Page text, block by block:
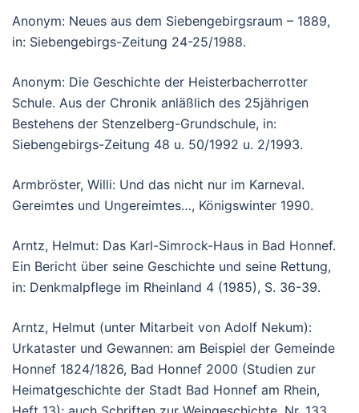
Anonym: Neues aus dem Siebengebirgsraum – 1889,
in: Siebengebirgs-Zeitung 24-25/1988.
Anonym: Die Geschichte der Heisterbacherrotter
Schule. Aus der Chronik anläßlich des 25jährigen
Bestehens der Stenzelberg-Grundschule, in:
Siebengebirgs-Zeitung 48 u. 50/1992 u. 2/1993.
Armbröster, Willi: Und das nicht nur im Karneval.
Gereimtes und Ungereimtes…, Königswinter 1990.
Arntz, Helmut: Das Karl-Simrock-Haus in Bad Honnef.
Ein Bericht über seine Geschichte und seine Rettung,
in: Denkmalpflege im Rheinland 4 (1985), S. 36-39.
Arntz, Helmut (unter Mitarbeit von Adolf Nekum):
Urkataster und Gewannen: am Beispiel der Gemeinde
Honnef 1824/1826, Bad Honnef 2000 (Studien zur
Heimatgeschichte der Stadt Bad Honnef am Rhein,